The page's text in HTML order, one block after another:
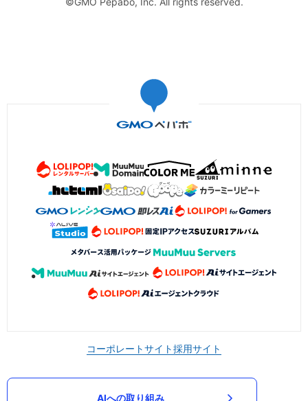
コーポレートサイト採用サイト
AIへの取り組み